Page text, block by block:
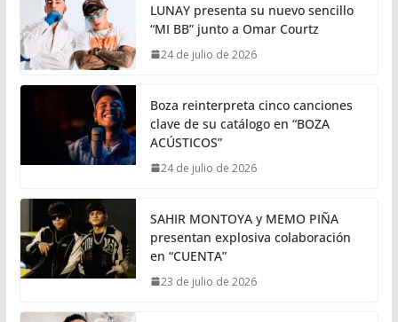
LUNAY presenta su nuevo sencillo
“MI BB” junto a Omar Courtz
24 de julio de 2026
Boza reinterpreta cinco canciones
clave de su catálogo en “BOZA
ACÚSTICOS”
24 de julio de 2026
SAHIR MONTOYA y MEMO PIÑA
presentan explosiva colaboración
en “CUENTA”
23 de julio de 2026